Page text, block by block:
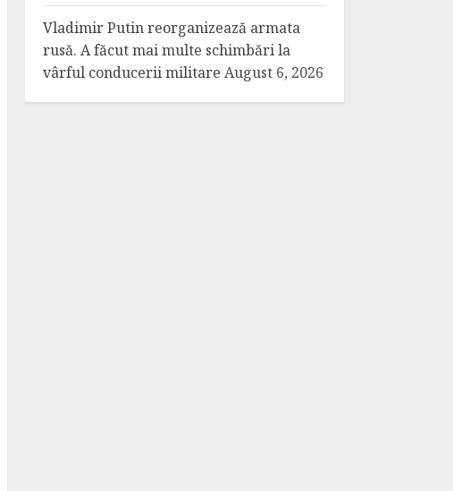
Vladimir Putin reorganizează armata
rusă. A făcut mai multe schimbări la
vârful conducerii militare August 6, 2026